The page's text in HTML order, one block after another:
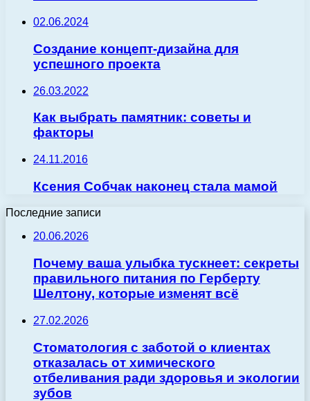
02.06.2024
Создание концепт-дизайна для
успешного проекта
26.03.2022
Как выбрать памятник: советы и
факторы
24.11.2016
Ксения Собчак наконец стала мамой
Последние записи
20.06.2026
Почему ваша улыбка тускнеет: секреты
правильного питания по Герберту
Шелтону, которые изменят всё
27.02.2026
Стоматология с заботой о клиентах
отказалась от химического
отбеливания ради здоровья и экологии
зубов